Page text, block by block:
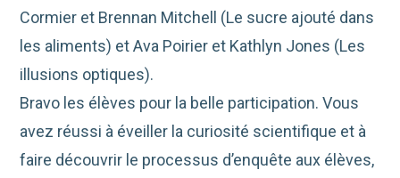
Cormier et Brennan Mitchell (Le sucre ajouté dans
les aliments) et Ava Poirier et Kathlyn Jones (Les
illusions optiques).
Bravo les élèves pour la belle participation. Vous
avez réussi à éveiller la curiosité scientifique et à
faire découvrir le processus d’enquête aux élèves,